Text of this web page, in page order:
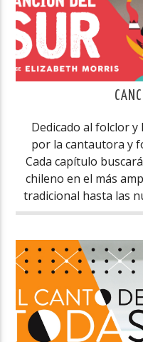
Dedicado al folclor y
por la cantautora y
Cada capítulo
chileno en el más
tradicional hasta las